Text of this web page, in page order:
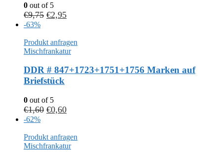
0 out of 5
€9,75 €2,95
-63%
Produkt anfragen
Mischfrankatur
DDR # 847+1723+1751+1756 Marken auf
Briefstück
0 out of 5
€1,60 €0,60
-62%
Produkt anfragen
Mischfrankatur